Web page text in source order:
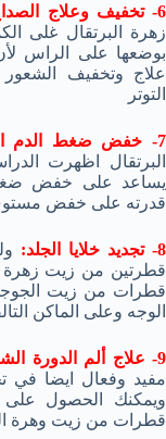
6- تخفيف وعلاج الصداع:
زهرة البرتقال غلى
بوضعها على الراس
علاج وتخفيف
التوتر
7- خفض ضغط الدم المرتفع:
البرتقال اظهرت
يساعد على خفض
قدرته على خفض مستوى
8- تجديد خلايا الجلد:
قطرتين من زيت زهرة
قطرات من زيت
الوجه وعلى الماكن
9- علاج ألم الدورة الشهرية:
مفيد وفعال ايضا في
ويمكنك الحصول
قطرات من زيت وهرة